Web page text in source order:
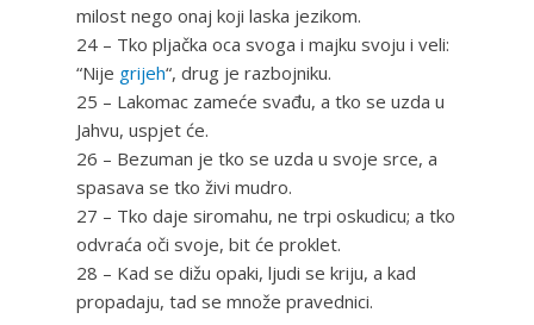
milost nego onaj koji laska jezikom.
24 – Tko pljačka oca svoga i majku svoju i veli:
“Nije grijeh“, drug je razbojniku.
25 – Lakomac zameće svađu, a tko se uzda u
Jahvu, uspjet će.
26 – Bezuman je tko se uzda u svoje srce, a
spasava se tko živi mudro.
27 – Tko daje siromahu, ne trpi oskudicu; a tko
odvraća oči svoje, bit će proklet.
28 – Kad se dižu opaki, ljudi se kriju, a kad
propadaju, tad se množe pravednici.